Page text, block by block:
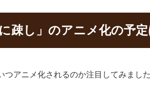
疎し」のアニメ化の予定
つアニメ化されるのか注目してみました